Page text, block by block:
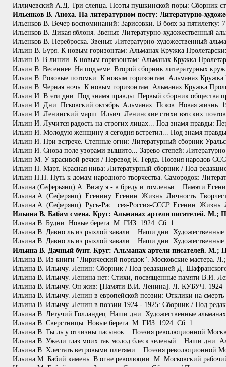
Илличевский А.Д. Три слепца. Поэты пушкинской поры: Сборник
Ильенков В. Аноха. На литературном посту: Литературно-
Ильенков В. Вечер воспоминаний: Зарисовки. В боях за пятилетку:
Ильенков В. Дикая яблоня. Звенья: Литературно-художественный
Ильенков В. Переброска. Звенья: Литературно-художественный
Ильин В. Буря. К новым горизонтам: Альманах Кружка
Ильин В. В линии. К новым горизонтам: Альманах Кружка
Ильин В. Весеннее. На подъеме: Второй сборник литературных
Ильин В. Роковые потомки. К новым горизонтам: Альманах
Ильин В. Черная ночь. К новым горизонтам: Альманах Кружка
Ильин И. В эти дни. Под знамя правды: Первый сборник общества
Ильин И. Дни. Псковский октябрь: Альманах. Псков. Новая жизнь.
Ильин И. Ленинский марш. Ильич: Ленинские стихи вятских поэтов
Ильин И. Лучится радость на строгих лицах... Под знамя правды:
Ильин И. Молодую женщину я сегодня встретил... Под знамя
Ильин И. При встрече. Степные огни: Литературный сборник
Ильин И. Снова поле узорами вышито... Зарево степей:
Ильин М. У красивой речки / Перевод К. Герда. Поэзия народов
Ильин Н. Март. Красная нива: Литературный сборник / Под
Ильин Н.Н. Путь к домам народного творчества. Самородок:
Ильина (Сеферьянц) А. Вижу я - в бреду и томленьи... Памяти
Ильина А. (Сеферянц). Есенину. Есенин: Жизнь. Личность.
Ильина А. (Сеферянц). Русь-Рас...сея-Россия-СССР. Есенин: Жизнь.
Ильина В. Бабам смена. Круг: Альманах артели писателей. М.;
Ильина В. Будни. Новые берега. М. ГИЗ. 1924. Сб. 1
Ильина В. Давно ль из рыхлой завали... Наши дни:
Ильина В. Давно ль из рыхлой завали... Наши дни: Художественные
Ильина В. Дачный бунт. Круг: Альманах артели писателей. М.;
Ильина В. Из книги "Лирический порядок". Московские мастера.
Ильина В. Ильичу. Ленин: Сборник / Под редакцией Д.
Ильина В. Ильичу. Ленина нет: Стихи, посвященные памяти В.И.
Ильина В. Ильичу. Он жив: [Памяти В.И. Ленина]. Л. КУБУЧ. 1924
Ильина В. Ильичу. Ленин в европейской поэзии: Отклики на
Ильина В. Ильичу. Ленин в поэзии 1924 - 1925: Сборник / Под
Ильина В. Летучий Голландец. Наши дни: Художественные
Ильина В. Сверстницы. Новые берега. М. ГИЗ. 1924. Сб. 1
Ильина В. Ты ль у отчизны пасынок... Поэзия революционной
Ильина В. Ужели глаз моих так молод блеск зеленый... Наши дни:
Ильина В. Хлестать ветровыми плетями... Поэзия революционной
Ильина М. Бабий камень. В огне революции. М. Московский